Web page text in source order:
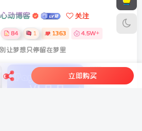
心动博客 关注
84 1 1363 4.5W+
别让梦想只停留在梦里
立即购买